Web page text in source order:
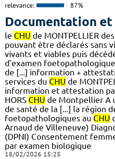
relevance: 87%
Documentation
le CHU de MONTPELLIER
pouvant être déclarés sans
vivants et viables puis
d'examen
de [...] information +
services du CHU de
information et attestation
HORS CHU de Montpellier A
de santé de la [...] la région
foetopathologiques au CHU
Arnaud de Villeneuve)
(DPNI) Consentement
par examen biologique
18/02/2026 15:25